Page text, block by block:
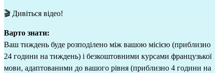
🎬 Дивіться відео!
Варто знати:
Ваш тиждень буде розподілено між вашою місією (приблизно
24 години на тиждень) і безкоштовними курсами французької
мови, адаптованими до вашого рівня (приблизно 4 години на